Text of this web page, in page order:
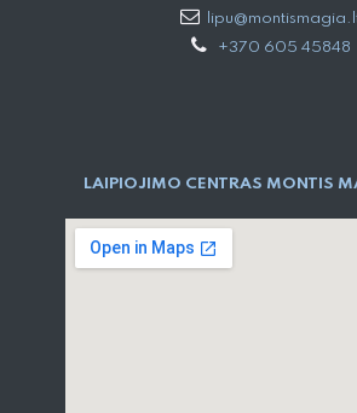
+370 605 45848
LAIPIOJIMO CENTRAS MONTIS